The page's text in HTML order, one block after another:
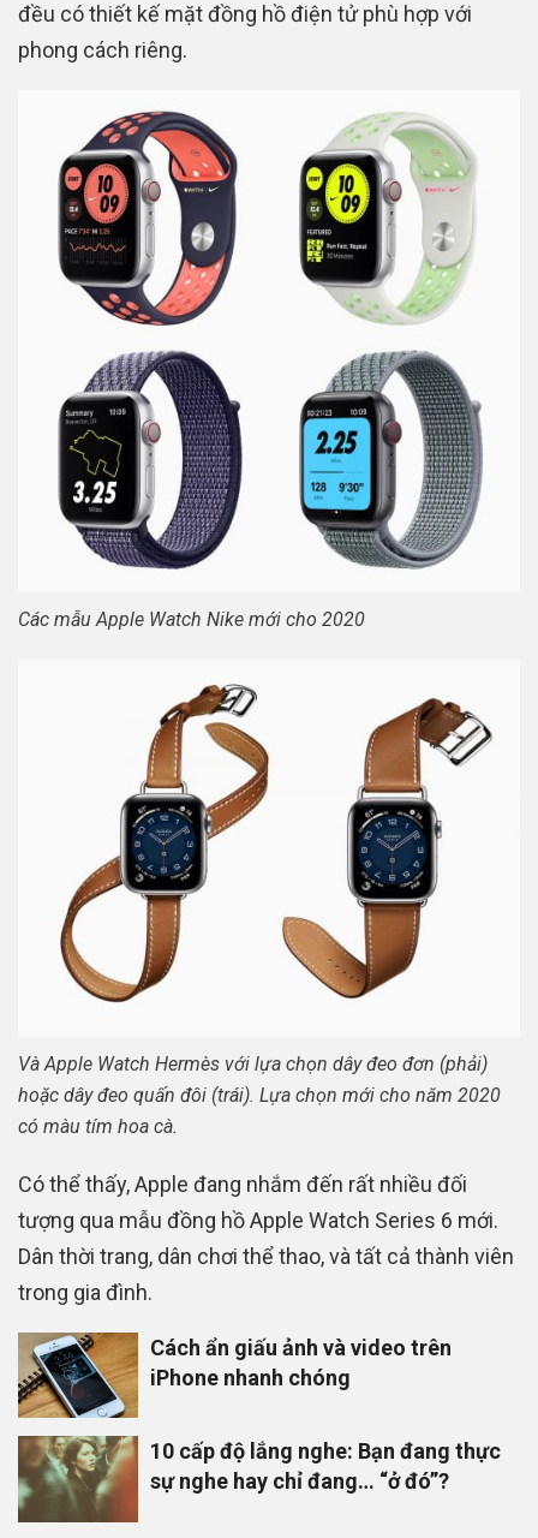
đều có thiết kế mặt đồng hồ điện tử phù hợp với
phong cách riêng.
Các mẫu Apple Watch Nike mới cho 2020
Và Apple Watch Hermès với lựa chọn dây đeo đơn (phải)
hoặc dây đeo quấn đôi (trái). Lựa chọn mới cho năm 2020
có màu tím hoa cà.
Có thể thấy, Apple đang nhắm đến rất nhiều đối
tượng qua mẫu đồng hồ Apple Watch Series 6 mới.
Dân thời trang, dân chơi thể thao, và tất cả thành viên
trong gia đình.
Cách ẩn giấu ảnh và video trên
iPhone nhanh chóng
10 cấp độ lắng nghe: Bạn đang thực
sự nghe hay chỉ đang… “ở đó”?